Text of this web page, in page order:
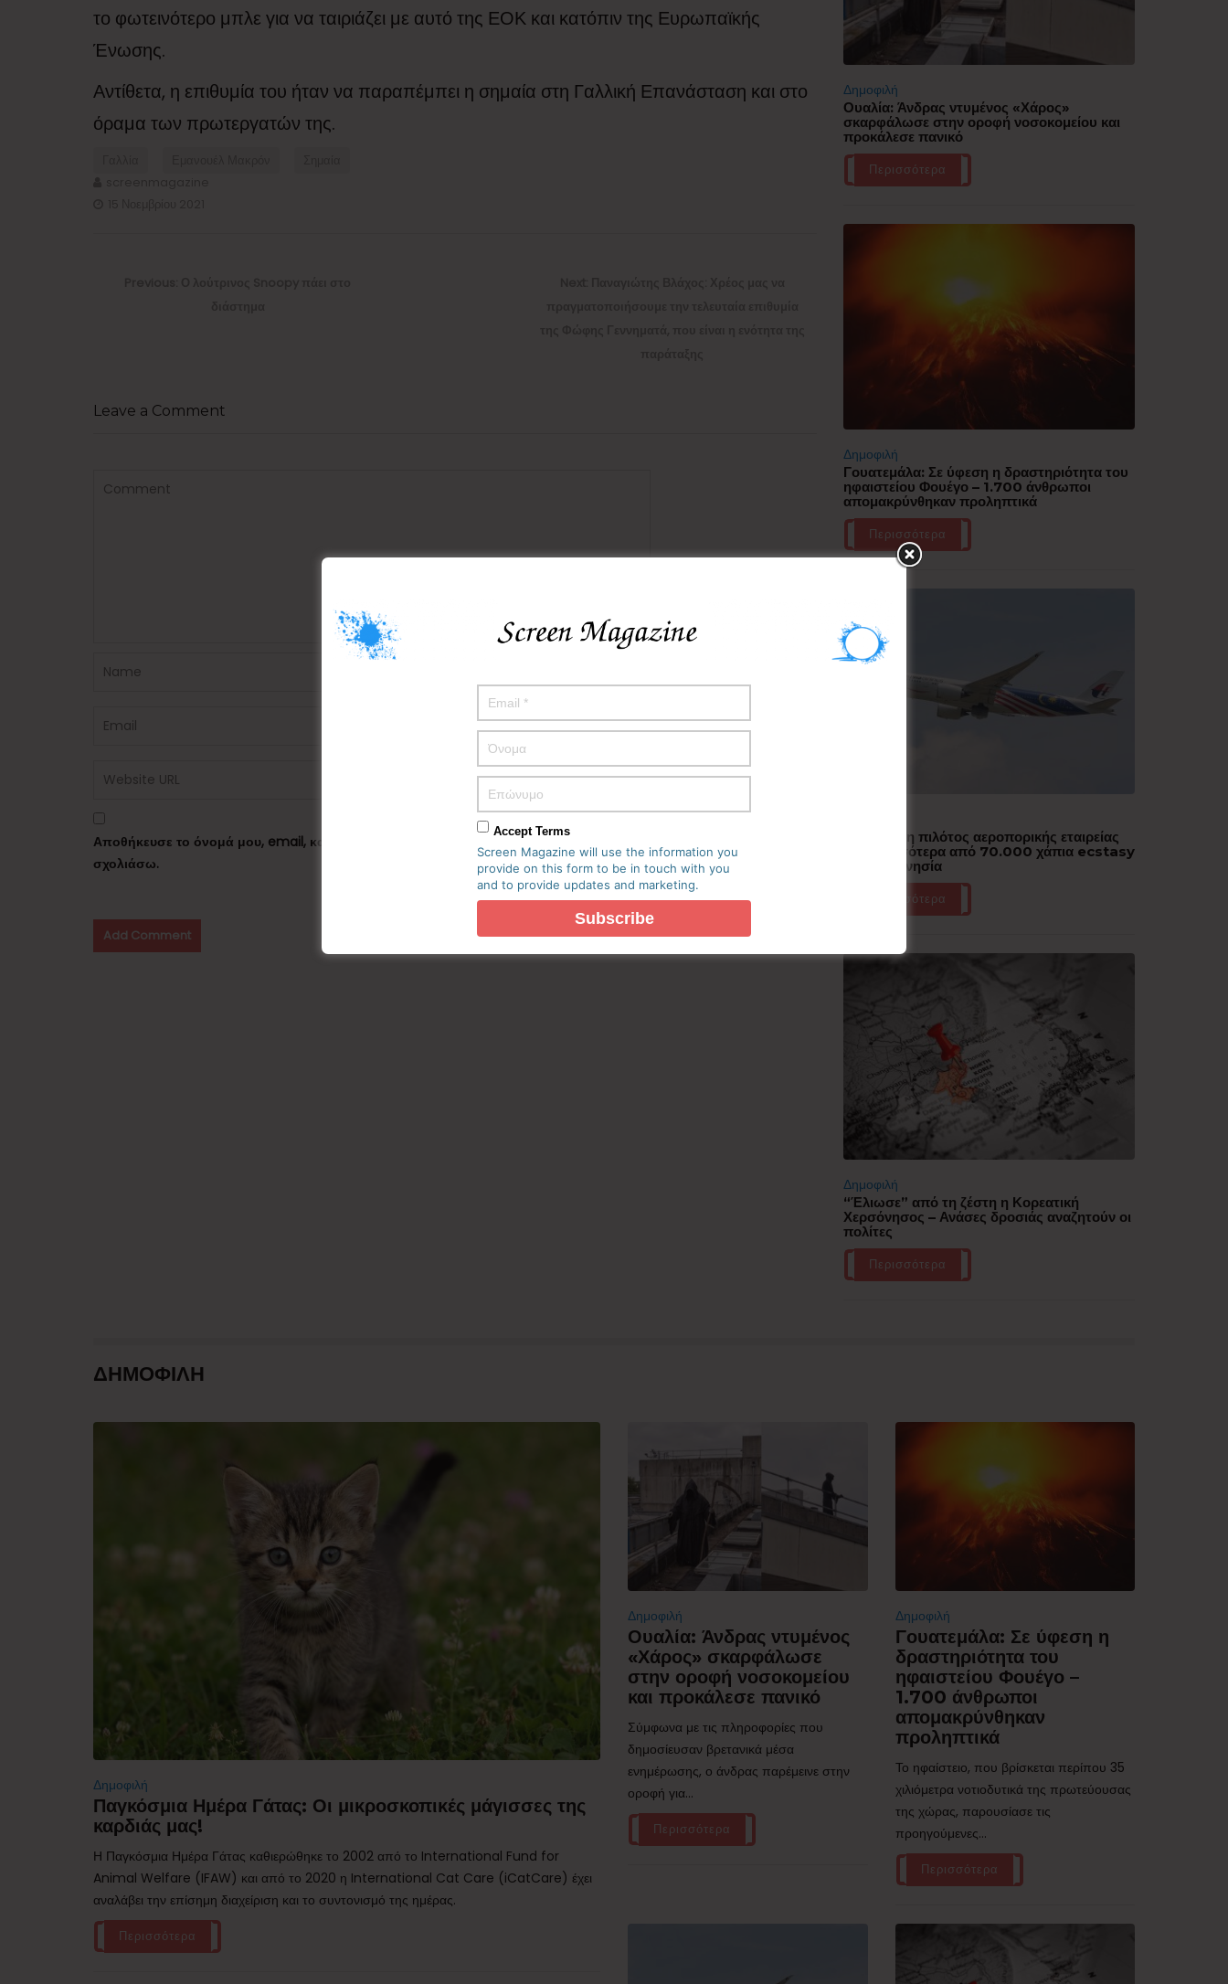
το φωτεινότερο μπλε για να ταιριάζει με αυτό της ΕΟΚ και κατόπιν της Ευρωπαϊκής
Ένωσης.
Αντίθετα, η επιθυμία του ήταν να παραπέμπει η σημαία στη Γαλλική Επανάσταση και στο
όραμα των πρωτεργατών της.
Leave a Comment
Αποθήκευσε το όνομά μου, email, και τον ιστότοπο μου σε αυτόν τον πλοηγό για την επόμενη φορά που θα
σχολιάσω.
Δημοφιλή
Ουαλία: Άνδρας ντυμένος «Χάρος»
σκαρφάλωσε στην οροφή νοσοκομείου και
προκάλεσε πανικό
Περισσότερα
Δημοφιλή
Γουατεμάλα: Σε ύφεση η δραστηριότητα του
ηφαιστείου Φουέγο – 1.700 άνθρωποι
απομακρύνθηκαν προληπτικά
Περισσότερα
Συνελήφθη πιλότος αεροπορικής εταιρείας
με περισσότερα από 70.000 χάπια ecstasy
στην Ινδονησία
Περισσότερα
Δημοφιλή
“Έλιωσε” από τη ζέστη η Κορεατική
Χερσόνησος – Ανάσες δροσιάς αναζητούν οι
πολίτες
Περισσότερα
ΔΗΜΟΦΙΛΗ
Δημοφιλή
Παγκόσμια Ημέρα Γάτας: Οι μικροσκοπικές μάγισσες της
καρδιάς μας!
Η Παγκόσμια Ημέρα Γάτας καθιερώθηκε το 2002 από το International Fund for
Animal Welfare (IFAW) και από το 2020 η International Cat Care (iCatCare) έχει
αναλάβει την επίσημη διαχείριση και το συντονισμό της ημέρας.
Περισσότερα
Δημοφιλή
Ουαλία: Άνδρας ντυμένος
«Χάρος» σκαρφάλωσε
στην οροφή νοσοκομείου
και προκάλεσε πανικό
Σύμφωνα με τις πληροφορίες που
δημοσίευσαν βρετανικά μέσα
ενημέρωσης, ο άνδρας παρέμεινε στην
οροφή για...
Περισσότερα
Δημοφιλή
Γουατεμάλα: Σε ύφεση η
δραστηριότητα του
ηφαιστείου Φουέγο –
1.700 άνθρωποι
απομακρύνθηκαν
προληπτικά
Το ηφαίστειο, που βρίσκεται περίπου 35
χιλιόμετρα νοτιοδυτικά της πρωτεύουσας
της χώρας, παρουσίασε τις
προηγούμενες...
Περισσότερα
Accept Terms
Screen Magazine will use the information you
provide on this form to be in touch with you
and to provide updates and marketing.